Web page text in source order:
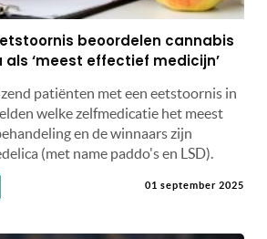
beoordelen cannabis
‘meest effectief medicijn’
patiënten met een eetstoornis in
welke zelfmedicatie het meest
en de winnaars zijn
(met name paddo's en LSD).
01 september 2025